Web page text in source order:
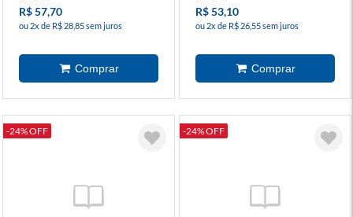
R$ 57,70
ou 2x de R$ 28,85 sem juros
R$ 53,10
ou 2x de R$ 26,55 sem juros
-24% OFF -24% OFF